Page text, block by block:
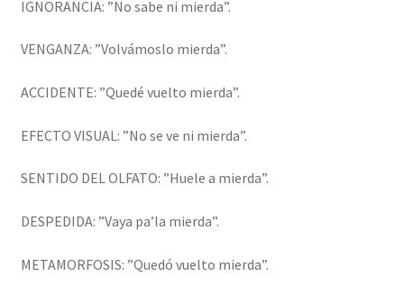
IGNORANCIA: ”No sabe ni mierda”.
VENGANZA: ”Volvámoslo mierda”.
ACCIDENTE: ”Quedé vuelto mierda”.
EFECTO VISUAL: ”No se ve ni mierda”.
SENTIDO DEL OLFATO: ”Huele a mierda”.
DESPEDIDA: ”Vaya pa’la mierda”.
METAMORFOSIS: ”Quedó vuelto mierda”.